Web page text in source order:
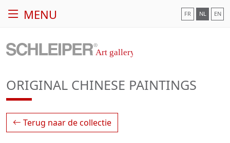
MENU FR NL EN
ORIGINAL CHINESE PAINTINGS
Terug naar de collectie